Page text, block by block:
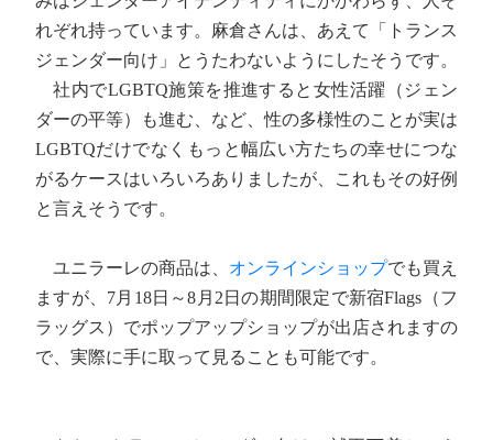
れぞれ持っています。麻倉さんは、あえて「トランス
ジェンダー向け」とうたわないようにしたそうです。
社内でLGBTQ施策を推進すると女性活躍（ジェン
ダーの平等）も進む、など、性の多様性のことが実は
LGBTQだけでなくもっと幅広い方たちの幸せにつな
がるケースはいろいろありましたが、これもその好例
と言えそうです。
ユニラーレの商品は、 オンラインショップでも買え
ますが、7月18日～8月2日の期間限定で新宿Flags（フ
ラッグス）でポップアップショップが出店されますの
で、実際に手に取って見ることも可能です。